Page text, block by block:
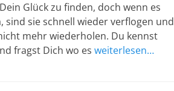
Glück zu finden, doch wenn es
sind sie schnell wieder verflogen und
mehr wiederholen. Du kennst
fragst Dich wo es weiterlesen…